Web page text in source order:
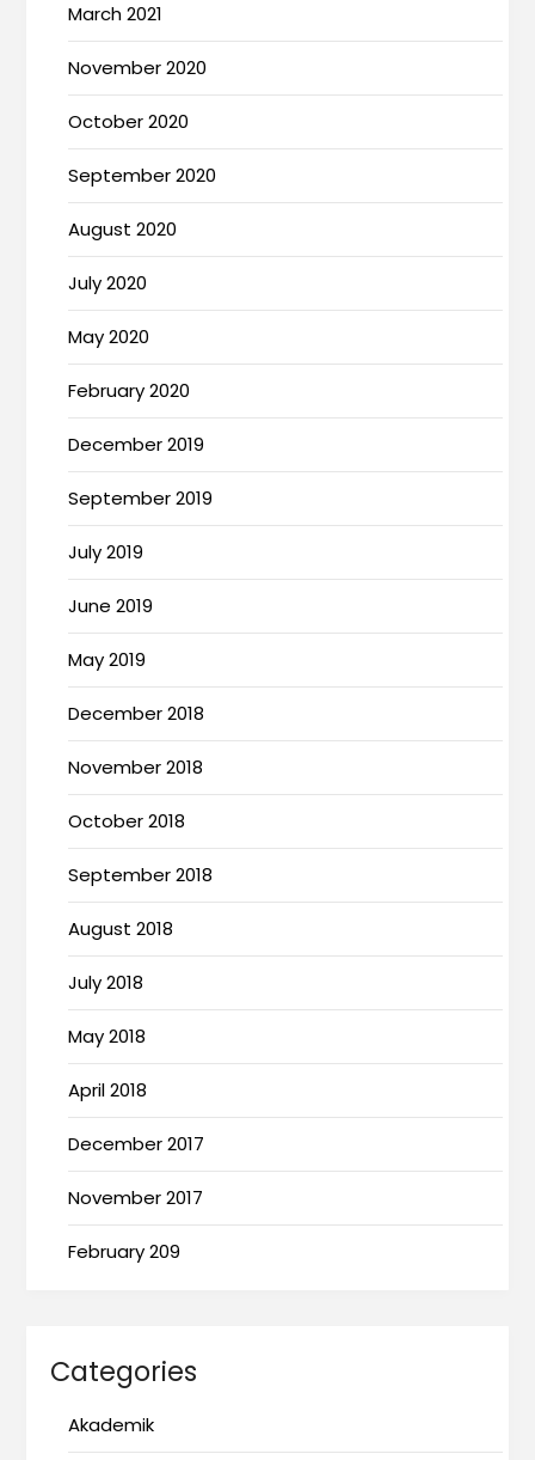
March 2021
November 2020
October 2020
September 2020
August 2020
July 2020
May 2020
February 2020
December 2019
September 2019
July 2019
June 2019
May 2019
December 2018
November 2018
October 2018
September 2018
August 2018
July 2018
May 2018
April 2018
December 2017
November 2017
February 209
Categories
Akademik